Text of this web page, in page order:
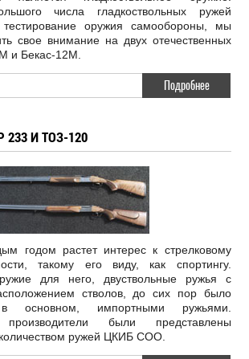
числа гладкоствольных ружей
тестирование оружия самообороны, мы
свое внимание на двух отечественных
и Бекас-12М.
Подробнее
И ТОЗ-120
годом растет интерес к стрелковому
такому его виду, как спортингу.
для него, двуствольные ружья с
стволов, до сих пор было
в основном, импортными ружьями.
производители были представлены
ружей ЦКИБ СОО.